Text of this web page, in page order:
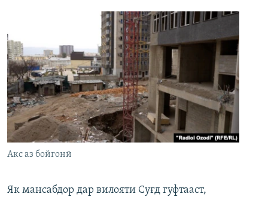
Акс аз бойгонӣ
Як мансабдор дар вилояти Суғд гуфтааст,